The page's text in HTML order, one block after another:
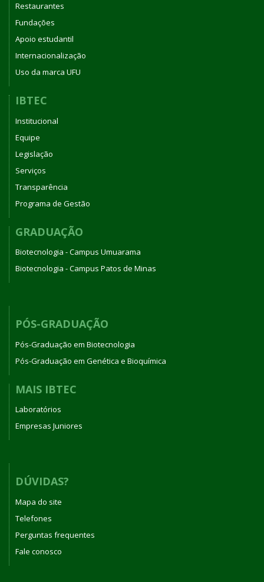
UBERLÂNDIA
Restaurantes
Fundações
Apoio estudantil
Internacionalização
Uso da marca UFU
IBTEC
Institucional
Equipe
Legislação
Serviços
Transparência
Programa de Gestão
GRADUAÇÃO
Biotecnologia - Campus Umuarama
Biotecnologia - Campus Patos de Minas
PÓS-GRADUAÇÃO
Pós-Graduação em Biotecnologia
Pós-Graduação em Genética e Bioquímica
MAIS IBTEC
Laboratórios
Empresas Juniores
DÚVIDAS?
Mapa do site
Telefones
Perguntas frequentes
Fale conosco